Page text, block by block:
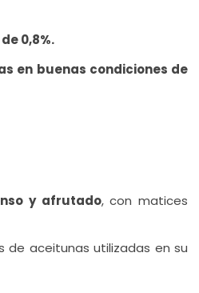
0,8%.
en buenas condiciones de
y afrutado, con matices
de aceitunas utilizadas en su